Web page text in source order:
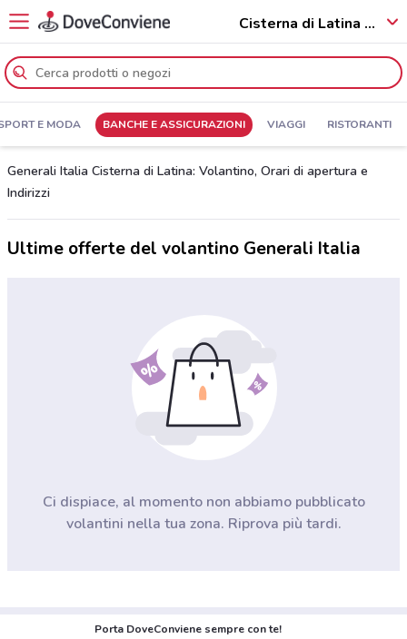
Cisterna di Latina - 04012
E MODA BANCHE E ASSICURAZIONI VIAGGI RISTORANTI
Generali Italia Cisterna di Latina: Volantino, Orari di apertura e
Indirizzi
Ultime offerte del volantino Generali Italia
Ci dispiace, al momento non abbiamo pubblicato
volantini nella tua zona. Riprova più tardi.
Porta DoveConviene sempre con te!